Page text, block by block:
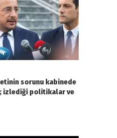
sorunu kabinede
izlediği politikalar ve